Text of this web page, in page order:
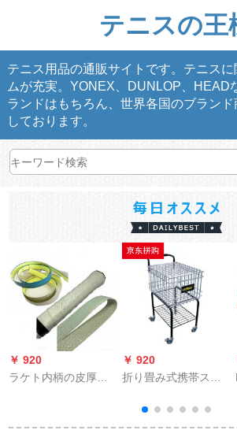
テニスの王
テニス用品の通販サイトです。テニス
ムが充実。YONEX、DUNLOP、HEAD
ランドはもちろん、世界各国のブラン
しております。
￥ 920
ラケト内柄の皮厚タ
いゴムをします。
￥ 920
折り畳み式携帯ステ
ーチの車教学トリニ
ングースボックス金